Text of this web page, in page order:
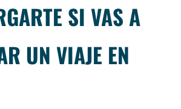
SI VAS A
UN VIAJE EN